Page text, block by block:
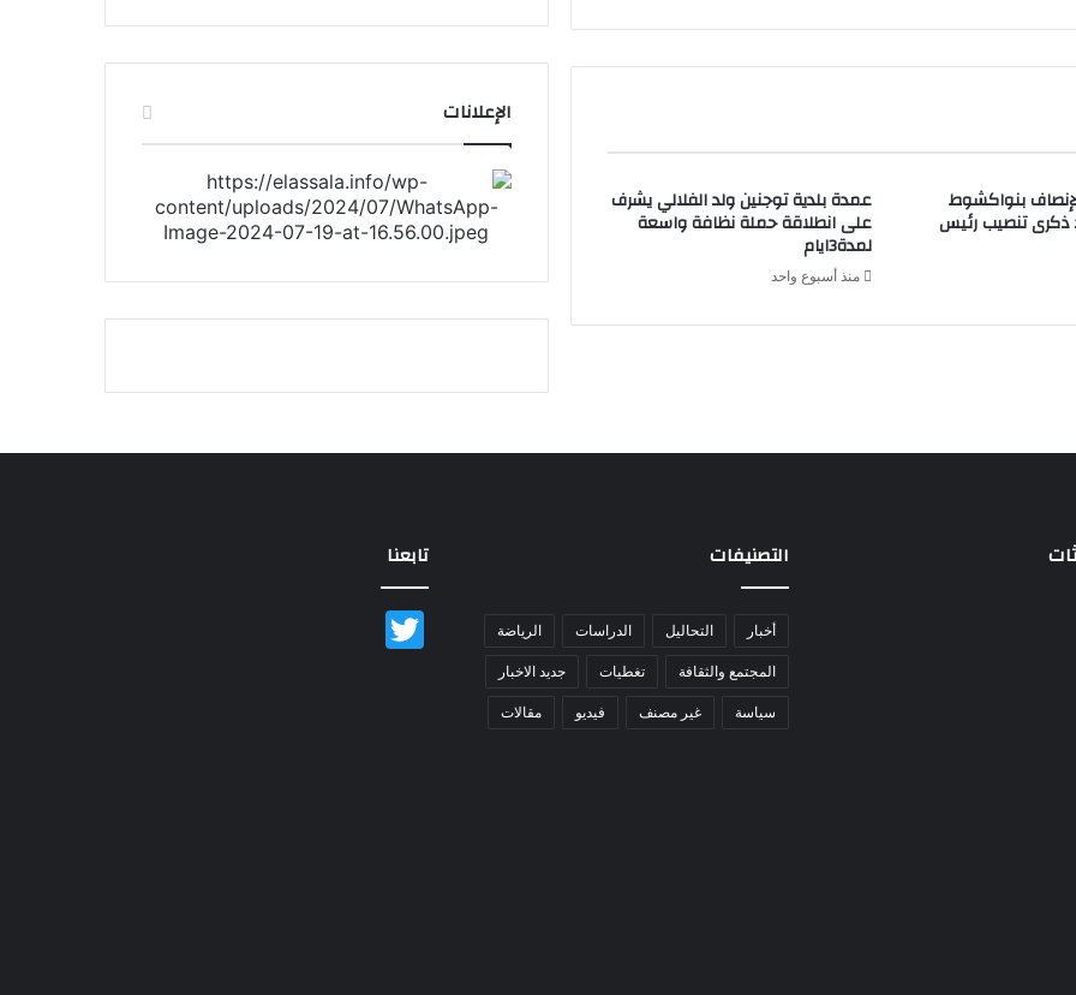
بنواكشوط
ذكرى تنصيب رئيس
عمدة بلدية توجنين ولد الفلالي يشرف
على انطلاقة حملة نظافة واسعة
لمدة3ايام
منذ أسبوع واحد
الإعلانات
التصنيفات
أخبار التحاليل الدراسات الرياضة
المجتمع والثقافة تغطيات جديد الاخبار
سياسة غير مصنف فيديو مقالات
تابعنا